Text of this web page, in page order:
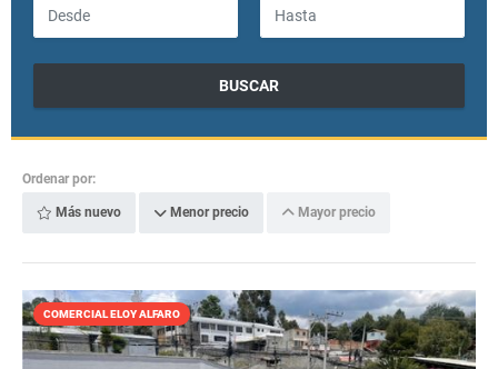
BUSCAR
Ordenar por:
Más nuevo Menor precio Mayor precio
COMERCIAL ELOY ALFARO